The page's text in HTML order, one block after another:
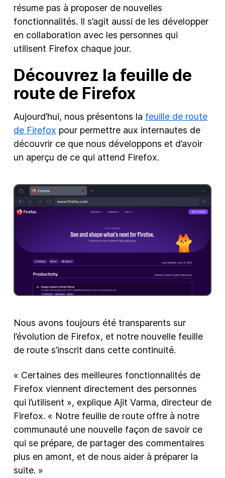
résume pas à proposer de nouvelles
fonctionnalités. Il s’agit aussi de les développer
en collaboration avec les personnes qui
utilisent Firefox chaque jour.
Découvrez la feuille de
route de Firefox
Aujourd’hui, nous présentons la feuille de route
de Firefox pour permettre aux internautes de
découvrir ce que nous développons et d’avoir
un aperçu de ce qui attend Firefox.
Nous avons toujours été transparents sur
l’évolution de Firefox, et notre nouvelle feuille
de route s’inscrit dans cette continuité.
« Certaines des meilleures fonctionnalités de
Firefox viennent directement des personnes
qui l’utilisent », explique Ajit Varma, directeur de
Firefox. « Notre feuille de route offre à notre
communauté une nouvelle façon de savoir ce
qui se prépare, de partager des commentaires
plus en amont, et de nous aider à préparer la
suite. »